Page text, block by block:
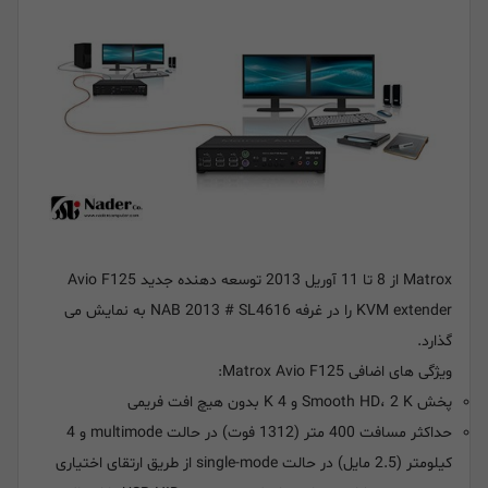
Matrox از 8 تا 11 آوریل 2013 توسعه دهنده جدید Avio F125
KVM extender را در غرفه NAB 2013 # SL4616 به نمایش می
گذارد.
ویژگی های اضافی Matrox Avio F125:
پخش Smooth HD، 2 K و 4 K بدون هیچ افت فریمی
حداکثر مسافت 400 متر (1312 فوت) در حالت multimode و 4
کیلومتر (2.5 مایل) در حالت single-mode از طریق ارتقای اختیاری